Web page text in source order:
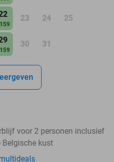
23 24 25
30 31
voor 2 personen inclusief
Belgische kust